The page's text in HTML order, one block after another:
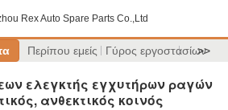
Rex Auto Spare Parts Co.,Ltd
Περίπου εμείς Γύρος εργοστασίων
>>
ελεγκτής εγχυτήρων ραγών
ανθεκτικός κοινός